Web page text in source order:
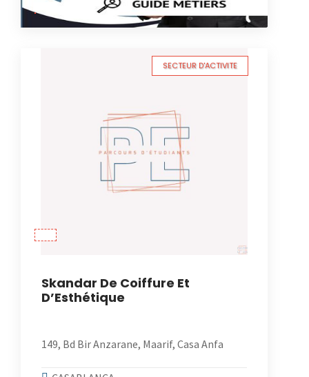
SECTEUR D'ACTIVITE
Skandar De Coiffure Et
D’Esthétique
149, Bd Bir Anzarane, Maarif, Casa Anfa